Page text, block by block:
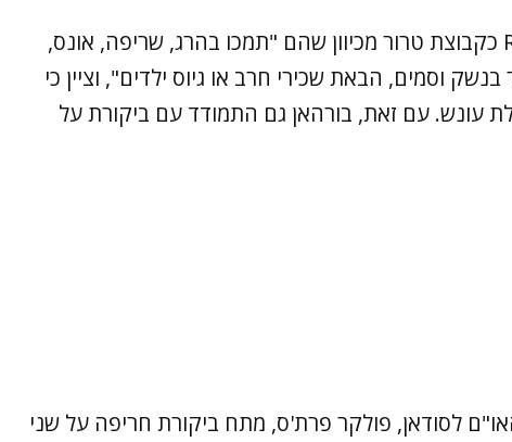
הגנרל בורהאן גם טען כי יש לראות ב-RSF כקבוצת טרור מכיוון שהם "תמכו בהרג, שריפה, אונס,
וסמים, הבאת שכירי חרב או גיוס ילדים", וציין כי
עונש. עם זאת, בורהאן גם התמודד עם ביקורת על
לסודאן, פולקר פרת'ס, מתח ביקורת חריפה על שני